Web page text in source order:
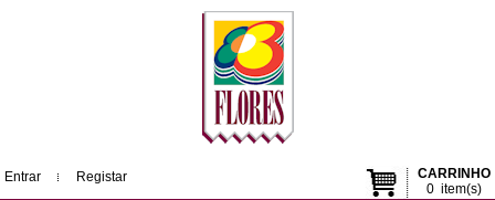
CARRINHO
0item(s)
Entrar Registar